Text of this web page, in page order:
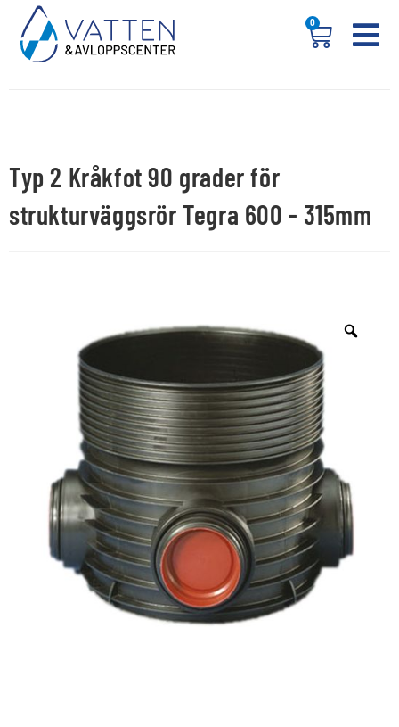
0
Typ 2 Kråkfot 90 grader för
strukturväggsrör Tegra 600 - 315mm